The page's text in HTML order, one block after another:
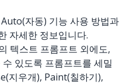
자동) 기능 사용 방법과
자세한 정보입니다.
텍스트 프롬프트 외에도,
있도록 프롬프트를 세밀
지우개), Paint(칠하기),